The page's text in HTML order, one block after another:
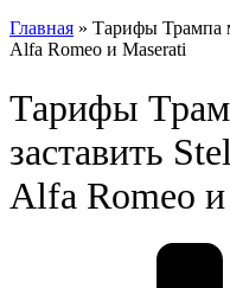
Главная » Тарифы Трампа
Alfa Romeo и Maserati
Тарифы
заставить
Alfa Romeo